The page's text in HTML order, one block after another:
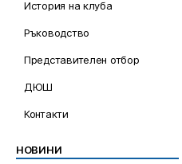
История на клуба
Ръководство
Представителен отбор
ДЮШ
Контакти
НОВИНИ